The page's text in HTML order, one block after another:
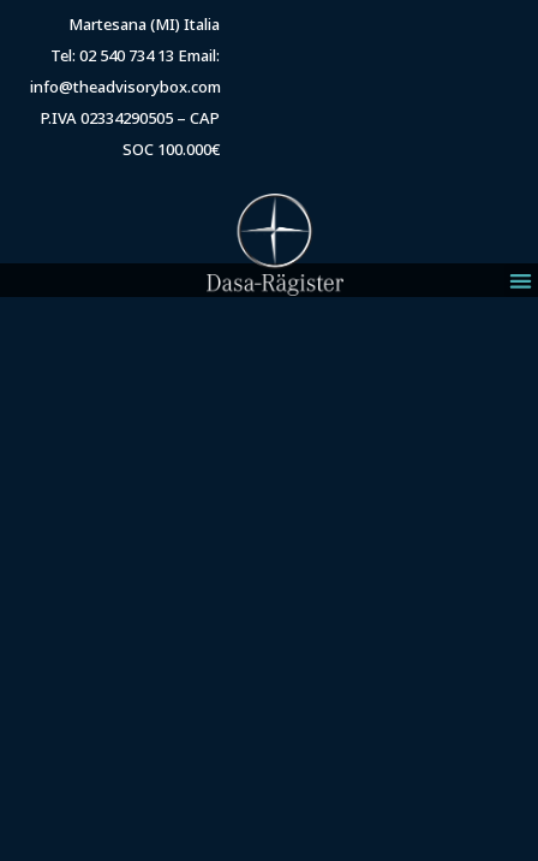
Martesana (MI) Italia
Tel: 02 540 734 13 Email:
info@theadvisorybox.com
P.IVA 02334290505 – CAP
SOC 100.000€